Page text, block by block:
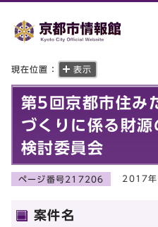
現在位置： 表示
第5回京都市住み
づくりに係る財
検討委員会
ページ番号217206 2017年
案件名